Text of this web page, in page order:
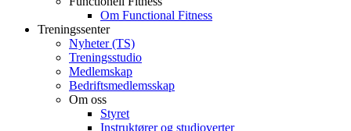
Om Functional Fitness
Treningssenter
Nyheter (TS)
Treningsstudio
Medlemskap
Bedriftsmedlemsskap
Om oss
Styret
Instruktører og studioverter